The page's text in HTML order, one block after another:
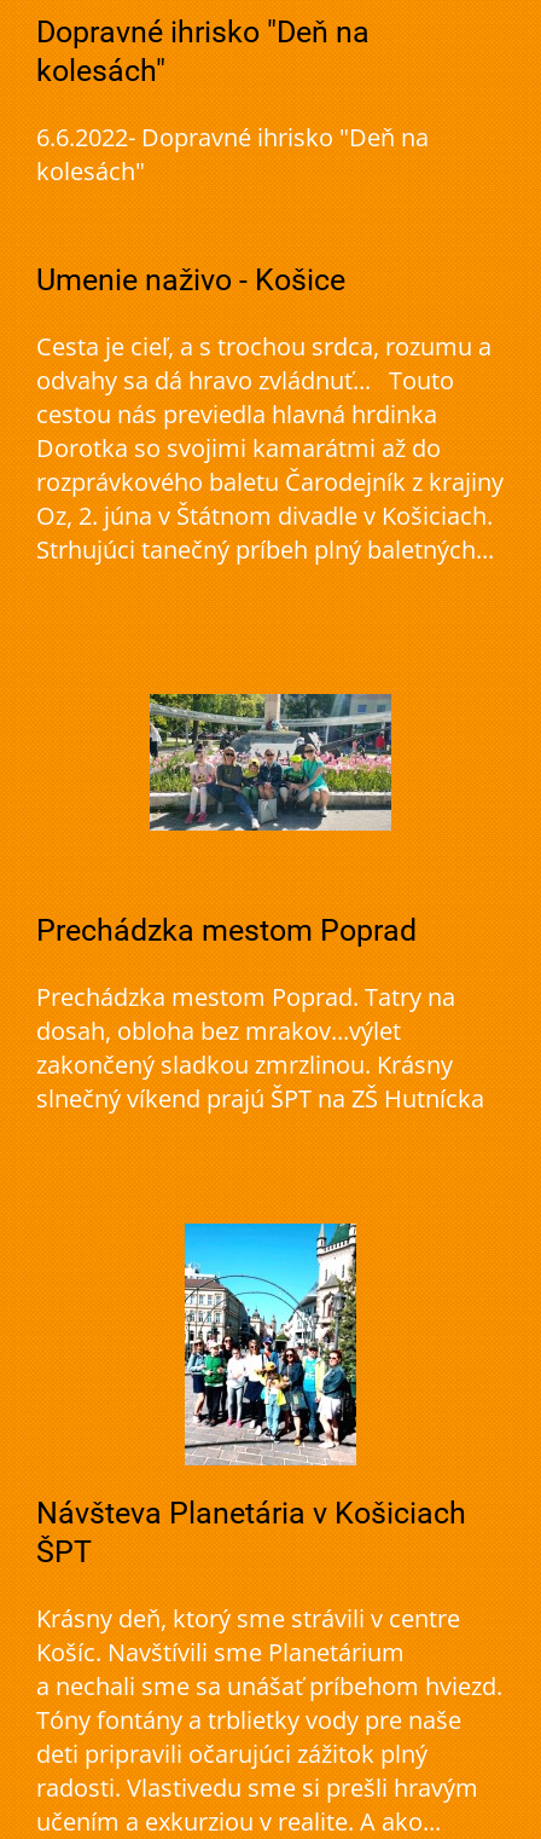
Dopravné ihrisko "Deň na
kolesách"
6.6.2022- Dopravné ihrisko "Deň na
kolesách"
Umenie naživo - Košice
Cesta je cieľ, a s trochou srdca, rozumu a
odvahy sa dá hravo zvládnuť... Touto
cestou nás previedla hlavná hrdinka
Dorotka so svojimi kamarátmi až do
rozprávkového baletu Čarodejník z krajiny
Oz, 2. júna v Štátnom divadle v Košiciach.
Strhujúci tanečný príbeh plný baletných...
Prechádzka mestom Poprad
Prechádzka mestom Poprad. Tatry na
dosah, obloha bez mrakov...výlet
zakončený sladkou zmrzlinou. Krásny
slnečný víkend prajú ŠPT na ZŠ Hutnícka
Návšteva Planetária v Košiciach
ŠPT
Krásny deň, ktorý sme strávili v centre
Košíc. Navštívili sme Planetárium
a nechali sme sa unášať príbehom hviezd.
Tóny fontány a trblietky vody pre naše
deti pripravili očarujúci zážitok plný
radosti. Vlastivedu sme si prešli hravým
učením a exkurziou v realite. A ako...